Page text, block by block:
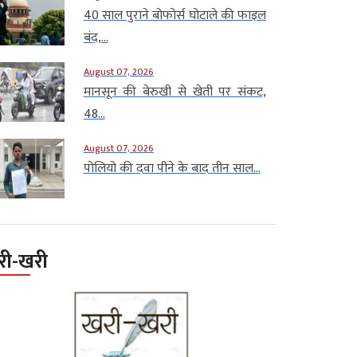
40 साल पुराने बोफोर्स घोटाले की फाइल
बंद,...
August 07, 2026
मानसून की बेरुखी से खेती पर संकट,
48...
August 07, 2026
पोलियो की दवा पीने के बाद तीन साल...
खरी